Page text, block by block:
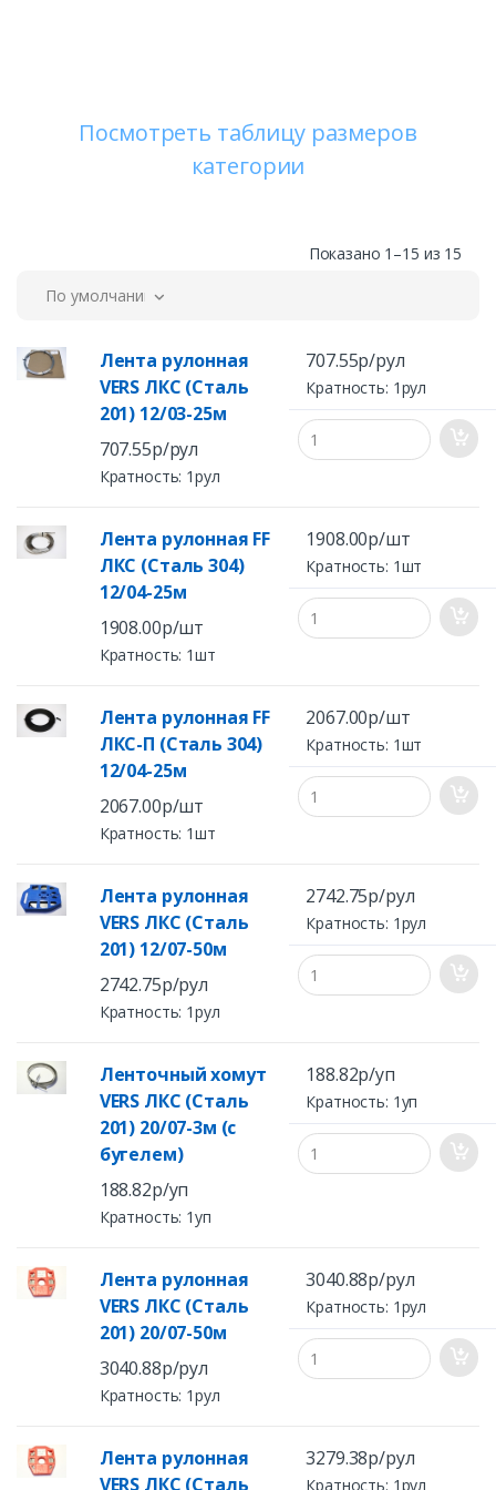
Посмотреть таблицу размеров
категории
Показано 1–15 из 15
По умолчанию
Лента рулонная
VERS ЛКС (Сталь
201) 12/03-25м
707.55р/рул
Кратность: 1рул
707.55р/рул
Кратность: 1рул
Лента рулонная FF
ЛКС (Сталь 304)
12/04-25м
1908.00р/шт
Кратность: 1шт
1908.00р/шт
Кратность: 1шт
Лента рулонная FF
ЛКС-П (Сталь 304)
12/04-25м
2067.00р/шт
Кратность: 1шт
2067.00р/шт
Кратность: 1шт
Лента рулонная
VERS ЛКС (Сталь
201) 12/07-50м
2742.75р/рул
Кратность: 1рул
2742.75р/рул
Кратность: 1рул
Ленточный хомут
VERS ЛКС (Сталь
201) 20/07-3м (с
бугелем)
188.82р/уп
Кратность: 1уп
188.82р/уп
Кратность: 1уп
Лента рулонная
VERS ЛКС (Сталь
201) 20/07-50м
3040.88р/рул
Кратность: 1рул
3040.88р/рул
Кратность: 1рул
Лента рулонная
VERS ЛКС (Сталь
3279.38р/рул
Кратность: 1рул